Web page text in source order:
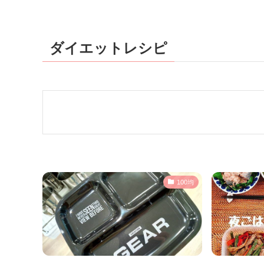
ダイエットレシピ
100均